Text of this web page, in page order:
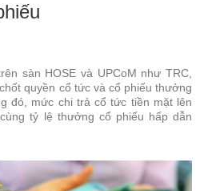
sàn HOSE và UPCoM như TRC,
quyền cổ tức và cổ phiếu thưởng
đó, mức chi trả cổ tức tiền mặt lên
tỷ lệ thưởng cổ phiếu hấp dẫn